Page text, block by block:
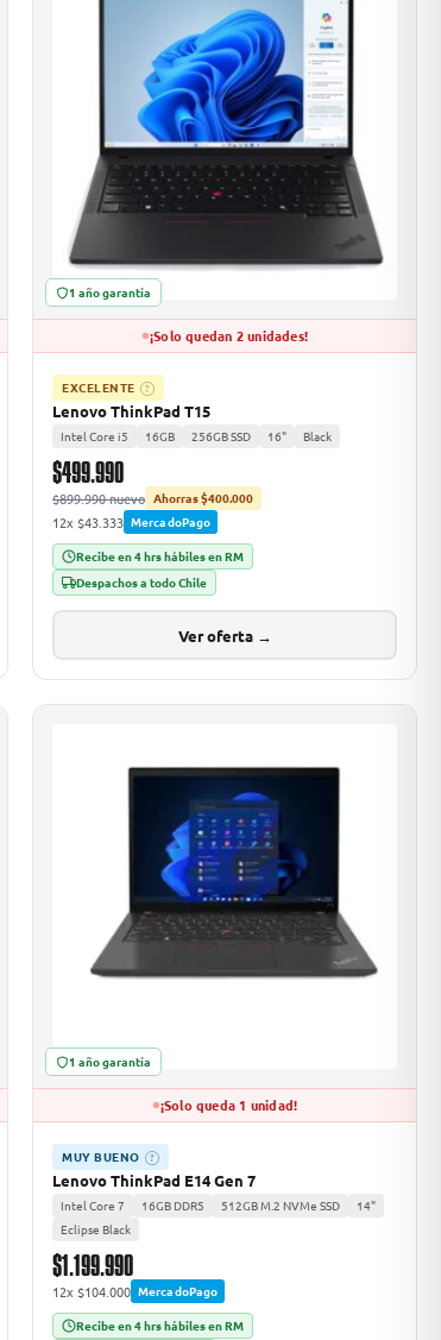
1 año garantía
¡Solo quedan 2 unidades!
EXCELENTE ?
Lenovo ThinkPad T15
Intel Core i5 16GB 256GB SSD 16" Black
$499.990
$899.990 nuevo Ahorras $400.000
12x $43.333 MercadoPago
Recibe en 4 hrs hábiles en RM
Despachos a todo Chile
Ver oferta →
1 año garantía
¡Solo queda 1 unidad!
MUY BUENO ?
Lenovo ThinkPad E14 Gen 7
Intel Core 7 16GB DDR5 512GB M.2 NVMe SSD
14"
Eclipse Black
$1.199.990
12x $104.000 MercadoPago
Recibe en 4 hrs hábiles en RM